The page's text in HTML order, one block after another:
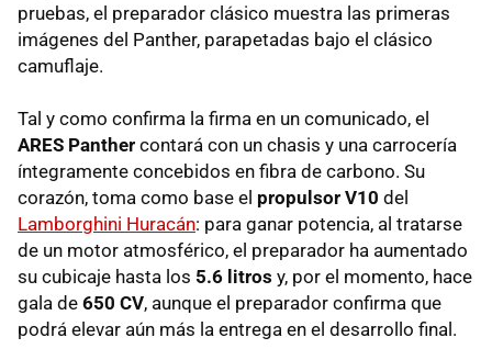
pruebas, el preparador clásico muestra las primeras
imágenes del Panther, parapetadas bajo el clásico
camuflaje.
Tal y como confirma la firma en un comunicado, el
ARES Panther contará con un chasis y una carrocería
íntegramente concebidos en fibra de carbono. Su
corazón, toma como base el propulsor V10 del
Lamborghini Huracán: para ganar potencia, al tratarse
de un motor atmosférico, el preparador ha aumentado
su cubicaje hasta los 5.6 litros y, por el momento, hace
gala de 650 CV, aunque el preparador confirma que
podrá elevar aún más la entrega en el desarrollo final.